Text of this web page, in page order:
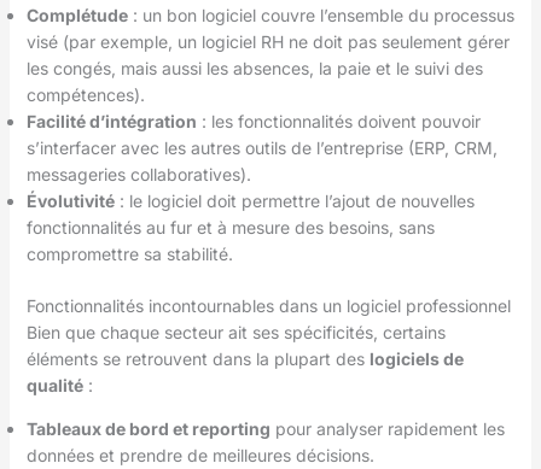
Complétude: un bon logiciel couvre l’ensemble du processus
visé (par exemple, un logiciel RH ne doit pas seulement gérer
les congés, mais aussi les absences, la paie et le suivi des
compétences).
Facilité d’intégration : les fonctionnalités doivent pouvoir
s’interfacer avec les autres outils de l’entreprise (ERP, CRM,
messageries collaboratives).
Évolutivité: le logiciel doit permettre l’ajout de nouvelles
fonctionnalités au fur et à mesure des besoins, sans
compromettre sa stabilité.
Fonctionnalités incontournables dans un logiciel professionnel
Bien que chaque secteur ait ses spécificités, certains
éléments se retrouvent dans la plupart des logiciels de
qualité:
Tableaux de bord et reporting pour analyser rapidement les
données et prendre de meilleures décisions.